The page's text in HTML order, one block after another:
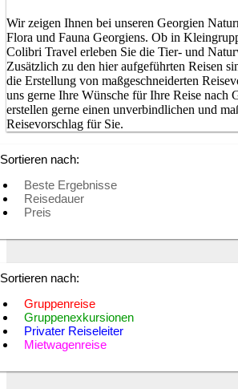
Wir zeigen Ihnen bei unseren Georgien
Flora und Fauna Georgiens. Ob in
Colibri Travel erleben Sie die Tier- und
Zusätzlich zu den hier aufgeführten Reisen
die Erstellung von maßgeschneiderten
uns gerne Ihre Wünsche für Ihre Reise nach
erstellen gerne einen unverbindlichen und
Reisevorschlag für Sie.
Sortieren nach:
Beste Ergebnisse
Reisedauer
Preis
Sortieren nach:
Gruppenreise
Gruppenexkursionen
Privater Reiseleiter
Mietwagenreise